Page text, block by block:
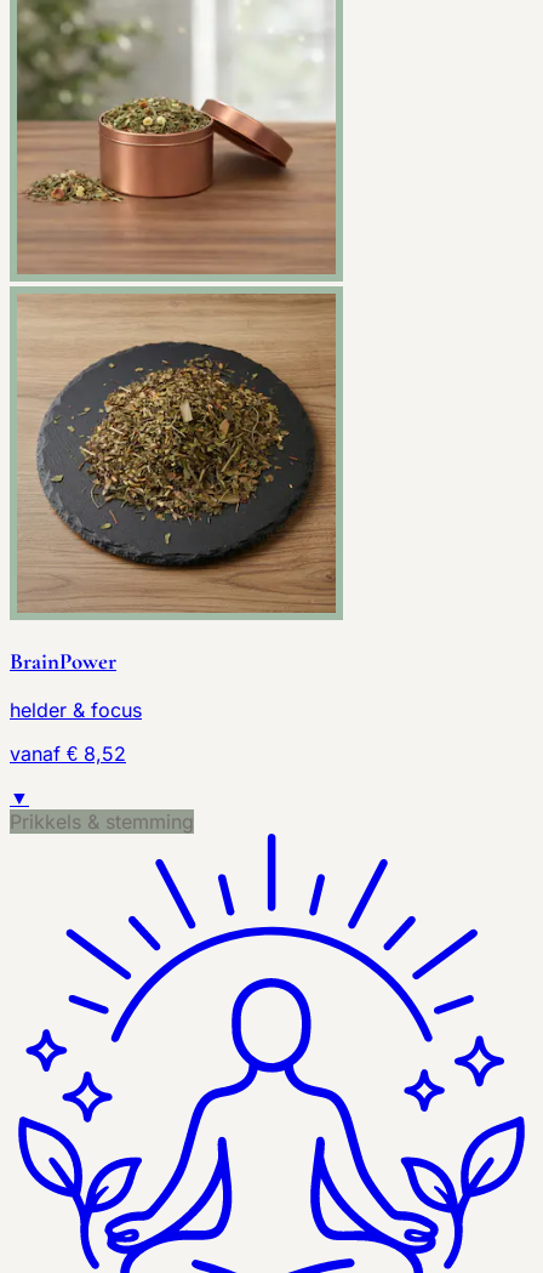
BrainPower
helder & focus
vanaf € 8,52
▼
Prikkels & stemming